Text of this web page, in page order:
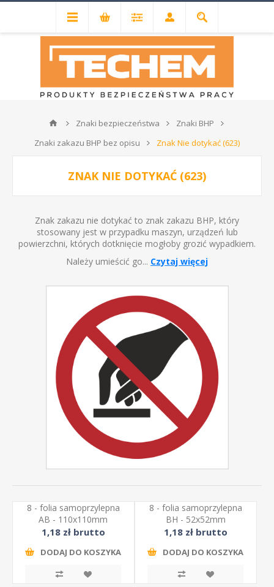
Znaki bezpieczeństwa
Znaki BHP
Znaki zakazu BHP bez opisu
Znak Nie dotykać (623)
ZNAK NIE DOTYKAĆ (623)
Znak zakazu nie dotykać to znak zakazu BHP, który
stosowany jest w przypadku maszyn, urządzeń lub
powierzchni, których dotknięcie mogłoby grozić wypadkiem.
Należy umieścić go... Czytaj więcej
8 - folia samoprzylepna
AB - 110x110mm
1,18 zł brutto
DODAJ DO KOSZYKA
8 - folia samoprzylepna
BH - 52x52mm
1,18 zł brutto
DODAJ DO KOSZYKA